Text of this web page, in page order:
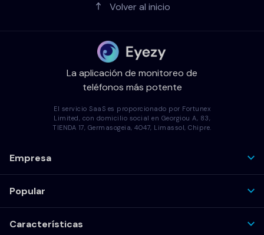
Volver al inicio
La aplicación de monitoreo de
teléfonos más potente
El servicio SaaS es proporcionado por Fortunex
Limited, con domicilio social en Georgiou A, 83,
TIENDA 17, Germasogeia, 4047, Limassol, Chipre.
Empresa
Popular
Características